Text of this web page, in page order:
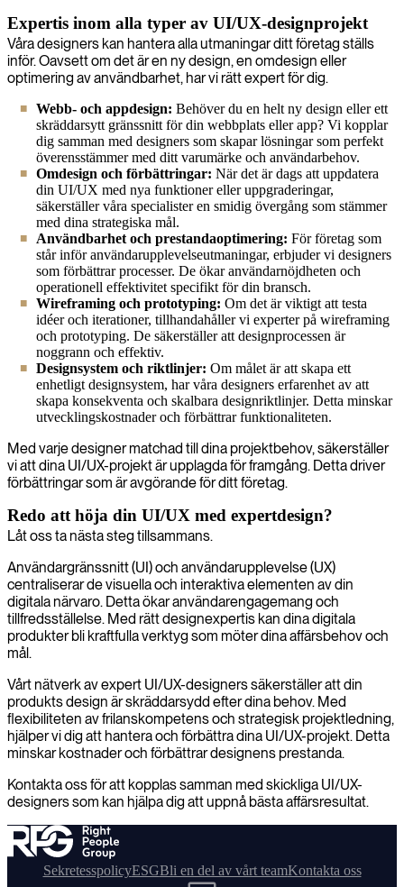
Expertis inom alla typer av UI/UX-designprojekt
Våra designers kan hantera alla utmaningar ditt företag ställs
inför. Oavsett om det är en ny design, en omdesign eller
optimering av användbarhet, har vi rätt expert för dig.
Webb- och appdesign: Behöver du en helt ny design eller ett
skräddarsytt gränssnitt för din webbplats eller app? Vi kopplar
dig samman med designers som skapar lösningar som perfekt
överensstämmer med ditt varumärke och användarbehov.
Omdesign och förbättringar: När det är dags att uppdatera
din UI/UX med nya funktioner eller uppgraderingar,
säkerställer våra specialister en smidig övergång som stämmer
med dina strategiska mål.
Användbarhet och prestandaoptimering: För företag som
står inför användarupplevelseutmaningar, erbjuder vi designers
som förbättrar processer. De ökar användarnöjdheten och
operationell effektivitet specifikt för din bransch.
Wireframing och prototyping: Om det är viktigt att testa
idéer och iterationer, tillhandahåller vi experter på wireframing
och prototyping. De säkerställer att designprocessen är
noggrann och effektiv.
Designsystem och riktlinjer: Om målet är att skapa ett
enhetligt designsystem, har våra designers erfarenhet av att
skapa konsekventa och skalbara designriktlinjer. Detta minskar
utvecklingskostnader och förbättrar funktionaliteten.
Med varje designer matchad till dina projektbehov, säkerställer
vi att dina UI/UX-projekt är upplagda för framgång. Detta driver
förbättringar som är avgörande för ditt företag.
Redo att höja din UI/UX med expertdesign?
Låt oss ta nästa steg tillsammans.
Användargränssnitt (UI) och användarupplevelse (UX)
centraliserar de visuella och interaktiva elementen av din
digitala närvaro. Detta ökar användarengagemang och
tillfredsställelse. Med rätt designexpertis kan dina digitala
produkter bli kraftfulla verktyg som möter dina affärsbehov och
mål.
Vårt nätverk av expert UI/UX-designers säkerställer att din
produkts design är skräddarsydd efter dina behov. Med
flexibiliteten av frilanskompetens och strategisk projektledning,
hjälper vi dig att hantera och förbättra dina UI/UX-projekt. Detta
minskar kostnader och förbättrar designens prestanda.
Kontakta oss för att kopplas samman med skickliga UI/UX-
designers som kan hjälpa dig att uppnå bästa affärsresultat.
SekretesspolicyESGBli en del av vårt teamKontakta oss